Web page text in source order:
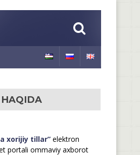
xorijiy tillar”elektron
portali ommaviy axborot